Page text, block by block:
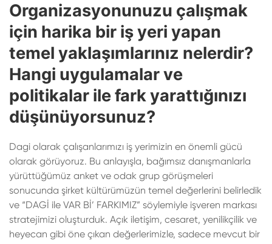
Organizasyonunuzu çalışmak
için harika bir iş yeri yapan
temel yaklaşımlarınız nelerdir?
Hangi uygulamalar ve
politikalar ile fark yarattığınızı
düşünüyorsunuz?
Dagi olarak çalışanlarımızı iş yerimizin en önemli gücü
olarak görüyoruz. Bu anlayışla, bağımsız danışmanlarla
yürüttüğümüz anket ve odak grup görüşmeleri
sonucunda şirket kültürümüzün temel değerlerini belirledik
ve “DAGİ ile VAR Bİ’ FARKIMIZ” söylemiyle işveren markası
stratejimizi oluşturduk. Açık iletişim, cesaret, yenilikçilik ve
heyecan gibi öne çıkan değerlerimizle, sadece mevcut bir